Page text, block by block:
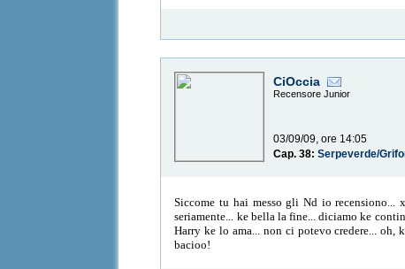
CiOccia
Recensore Junior
03/09/09, ore 14:05
Cap. 38:Serpeverde/
Siccome tu hai messo gli Nd io recensiono...
seriamente... ke bella la fine... diciamo ke
Harry ke lo ama... non ci potevo credere...
bacioo!